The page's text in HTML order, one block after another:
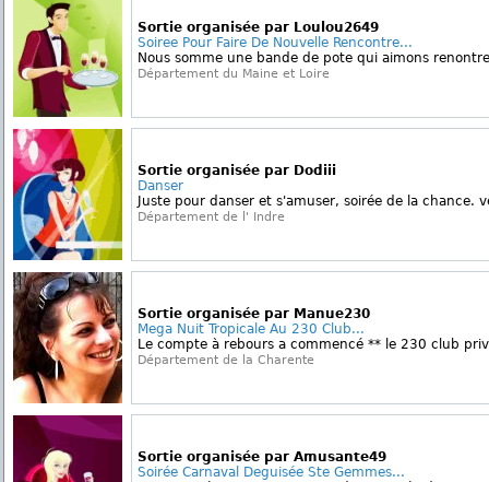
Sortie organisée par Loulou2649
Soiree Pour Faire De Nouvelle Rencontre...
Nous somme une bande de pote qui aimons
Département du Maine et Loire
Sortie organisée par Dodiii
Danser
Juste pour danser et s'amuser, soirée de la chance.
Département de l' Indre
Sortie organisée par Manue230
Mega Nuit Tropicale Au 230 Club...
Le compte à rebours a commencé ** le 230 club
Département de la Charente
Sortie organisée par Amusante49
Soirée Carnaval Deguisée Ste Gemmes...